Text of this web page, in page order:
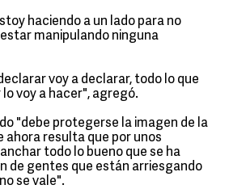
haciendo a un lado para no
manipulando ninguna
voy a declarar, todo lo que
voy a hacer", agregó.
"debe protegerse la imagen de la
ahora resulta que por unos
todo lo bueno que se ha
de gentes que están arriesgando
se vale".